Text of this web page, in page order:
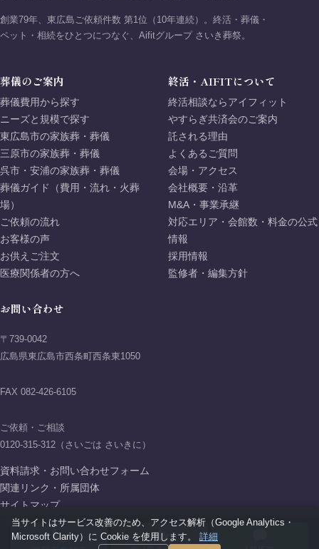
創業79年、東広島ご依頼件数 第1位（10年連続）。終活・葬儀・
ペット・相続をひとつにつなぐ、Aifitグループ さいき葬祭。
葬儀のご案内
葬儀費用から探す
ニーズと規模で探す
東広島市の家族葬・葬儀
三原市の家族葬・葬儀
呉市・安浦の家族葬・葬儀
葬儀ガイド（費用・流れ・火葬
場）
ご依頼の流れ
お客様の声
お供えご注文
医療関係者の方へ
終活・AIFITについて
終活相談ならアイフィット
やすらぎ共済会のご案内
託される理由
よくあるご質問
会場・アクセス
会社概要・沿革
M&A・事業承継
対応エリア・会館数・料金の公式
情報
採用情報
監修者・編集方針
お問い合わせ
〒739-0042
広島県東広島市西条町西条東1050
FAX 082-426-6105
ご依頼・ご相談
0120-315-312（さいごは さいきに）
資料請求・お問い合わせフォーム
関連リンク・所属団体
サイトマップ
プライバシーポリシー
当サイトはサービス改善のため、アクセス解析（Google Analytics・
Microsoft Clarity）に Cookie を使用します。 詳細